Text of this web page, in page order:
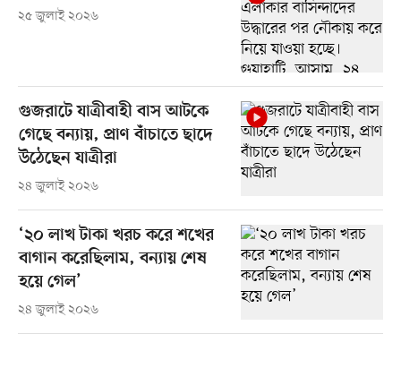
২৫ জুলাই ২০২৬
গুজরাটে যাত্রীবাহী বাস আটকে
গেছে বন্যায়, প্রাণ বাঁচাতে ছাদে
উঠেছেন যাত্রীরা
২৪ জুলাই ২০২৬
‘২০ লাখ টাকা খরচ করে শখের
বাগান করেছিলাম, বন্যায় শেষ
হয়ে গেল’
২৪ জুলাই ২০২৬